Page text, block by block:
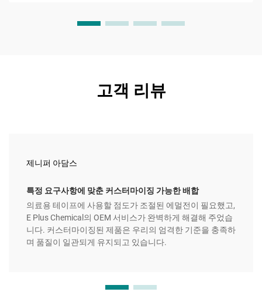
고객 리뷰
제니퍼 아담스
특정 요구사항에 맞춘 커스터마이징 가능한 배합
의료용 테이프에 사용할 점도가 조절된 에멀전이 필요했고,
E Plus Chemical의 OEM 서비스가 완벽하게 해결해 주었습
니다. 커스터마이징된 제품은 우리의 엄격한 기준을 충족하
며 품질이 일관되게 유지되고 있습니다.